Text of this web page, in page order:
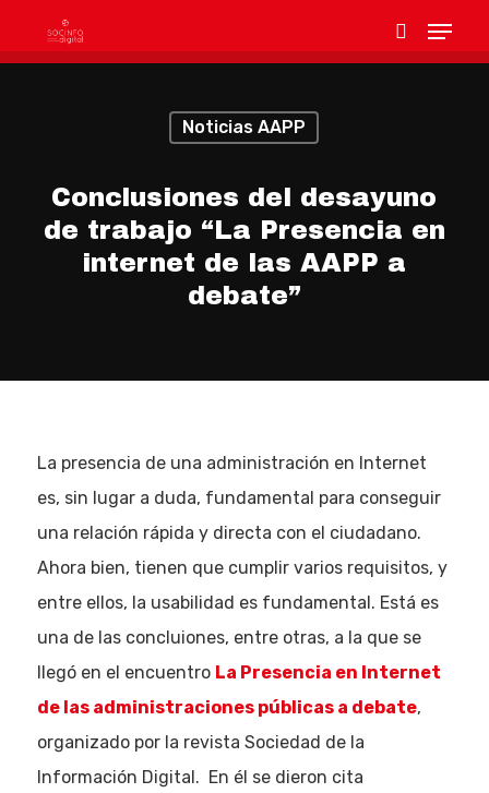
Hit enter to search or ESC to close
Noticias AAPP
Conclusiones del desayuno
de trabajo “La Presencia en
internet de las AAPP a
debate”
La presencia de una administración en Internet
es, sin lugar a duda, fundamental para conseguir
una relación rápida y directa con el ciudadano.
Ahora bien, tienen que cumplir varios requisitos, y
entre ellos, la usabilidad es fundamental. Está es
una de las concluiones, entre otras, a la que se
llegó en el encuentro La Presencia en Internet
de las administraciones públicas a debate,
organizado por la revista Sociedad de la
Información Digital. En él se dieron cita